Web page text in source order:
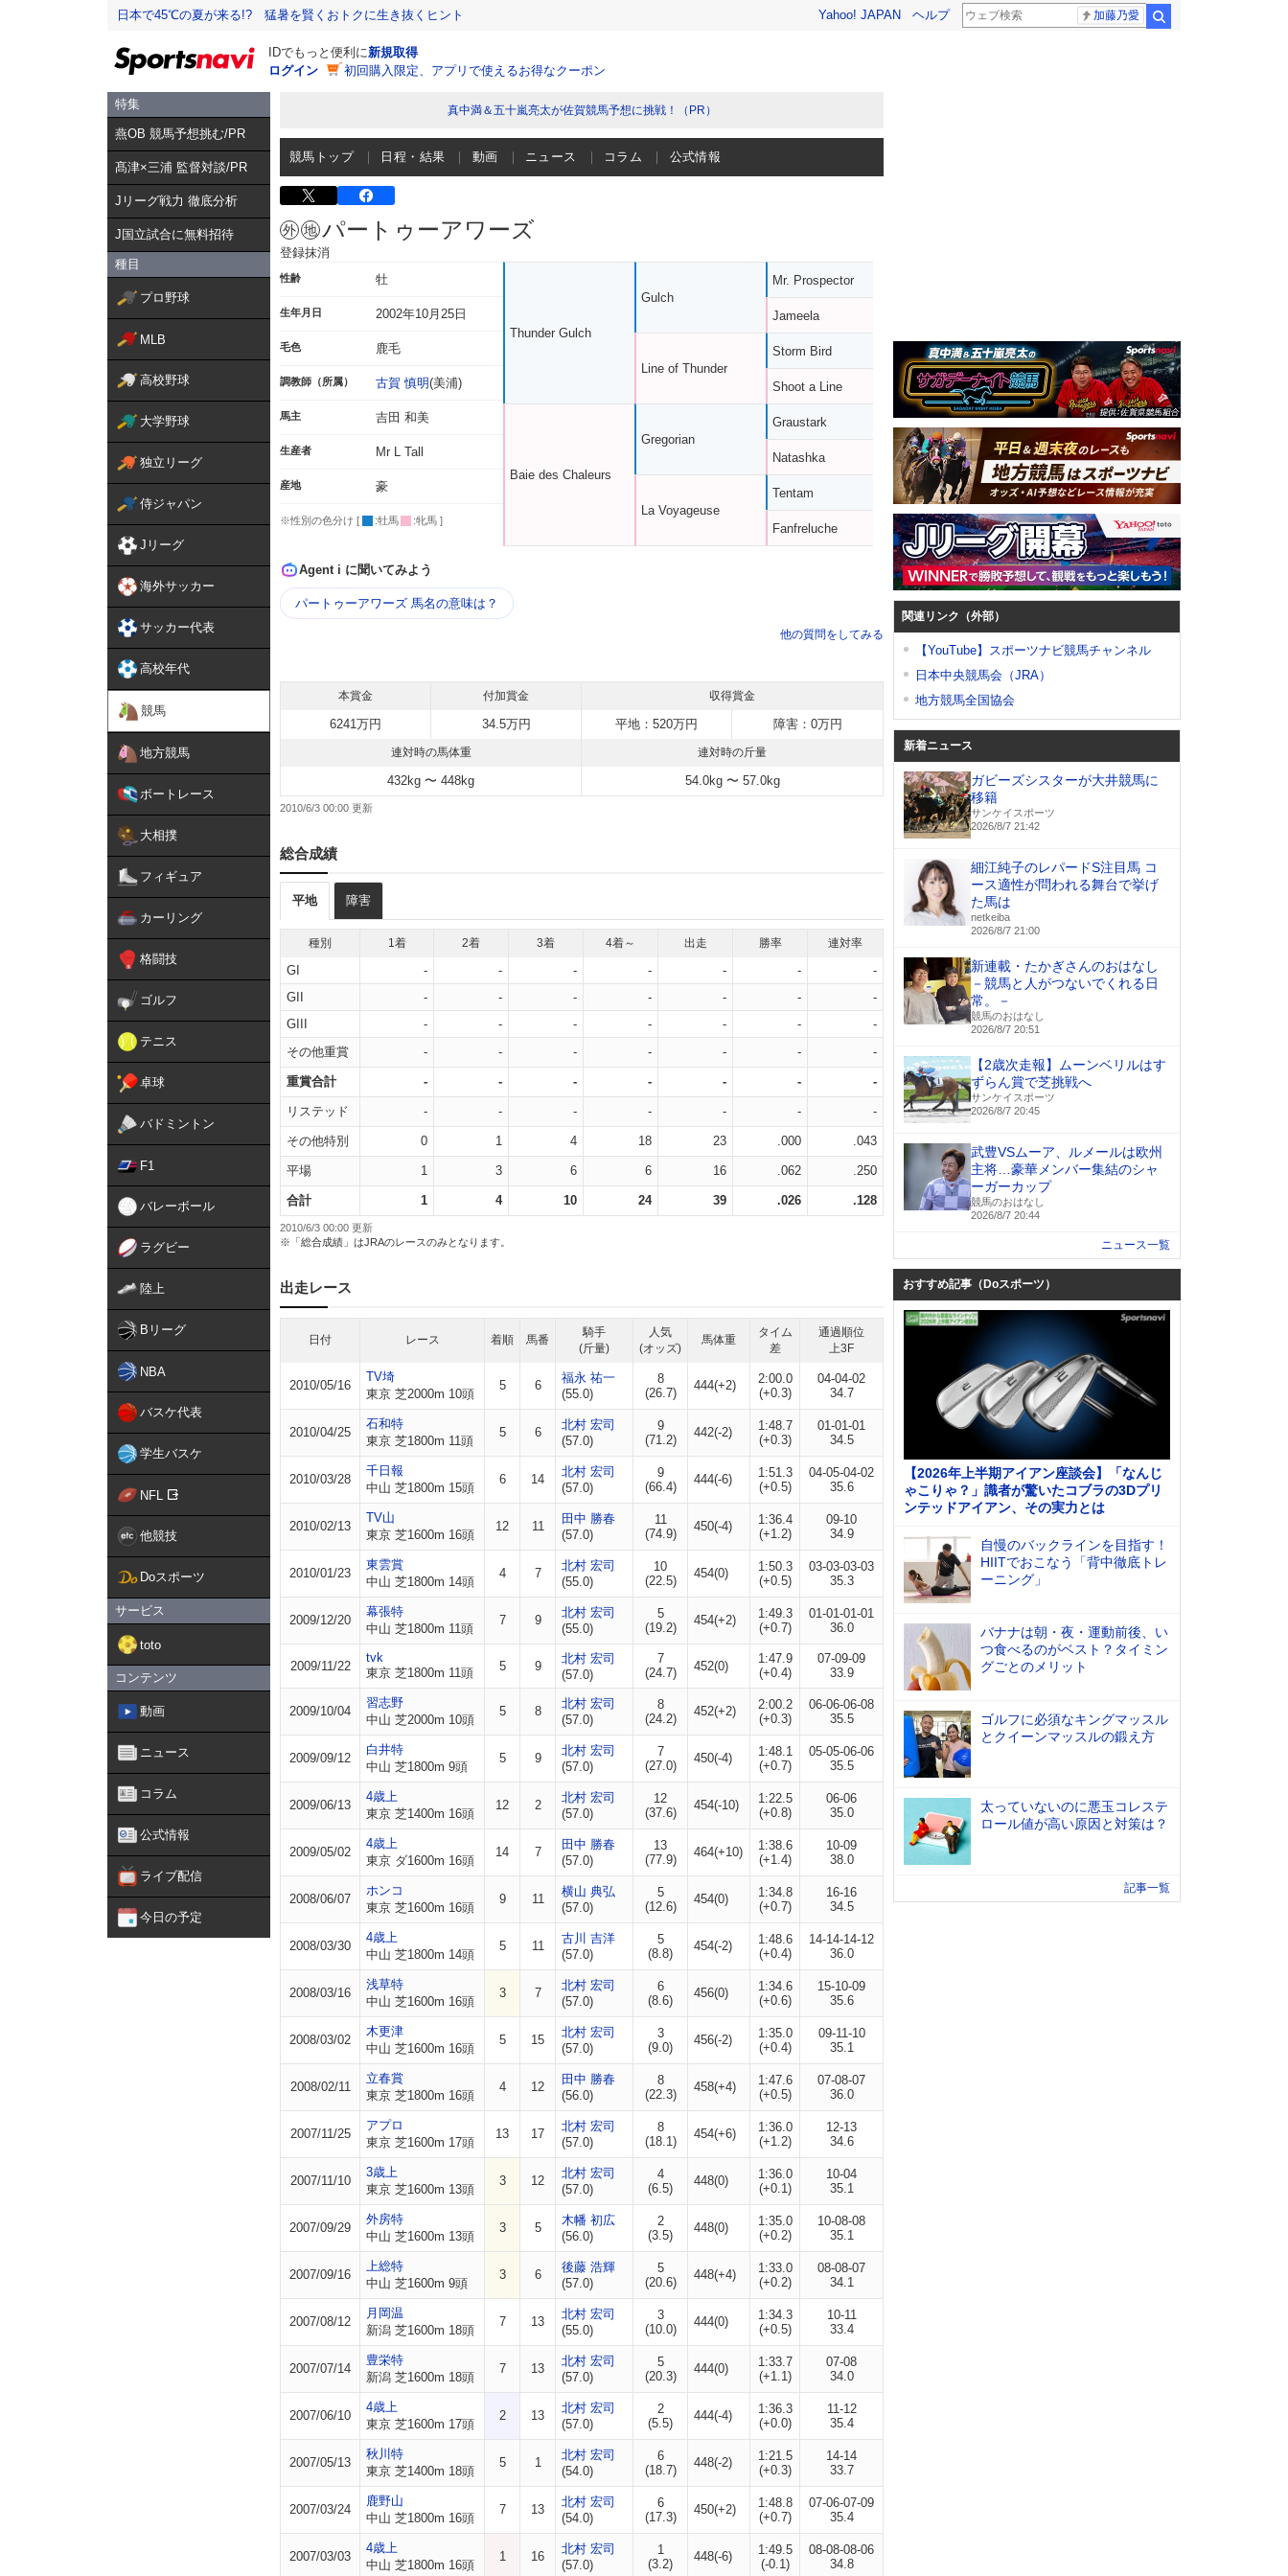
日本で45℃の夏が来る!? 猛暑を賢くおトクに生き抜くヒント Yahoo! JAPAN ヘルプ 加藤乃愛
IDでもっと便利に新規取得
ログイン
初回購入限定、アプリで使えるお得なクーポン
特集
燕OB 競馬予想挑む/PR
髙津×三浦 監督対談/PR
Jリーグ戦力 徹底分析
J国立試合に無料招待
種目
プロ野球
MLB
高校野球
大学野球
独立リーグ
侍ジャパン
Jリーグ
海外サッカー
サッカー代表
高校年代
競馬
地方競馬
ボートレース
大相撲
フィギュア
カーリング
格闘技
ゴルフ
テニス
卓球
バドミントン
F1
バレーボール
ラグビー
陸上
Bリーグ
NBA
バスケ代表
学生バスケ
NFL
他競技
Doスポーツ
サービス
toto
コンテンツ
動画
ニュース
コラム
公式情報
ライブ配信
今日の予定
真中満＆五十嵐亮太が佐賀競馬予想に挑戦！（PR）
競馬トップ 日程・結果 動画 ニュース コラム 公式情報
パートゥーアワーズ
登録抹消
性齢 牡
生年月日 2002年10月25日
毛色 鹿毛
調教師（所属） 古賀 慎明(美浦)
馬主 吉田 和美
生産者 Mr L Tall
産地 豪
※性別の色分け [ :牡馬 :牝馬 ]
Thunder Gulch
Baie des Chaleurs
Gulch
Line of Thunder
Gregorian
La Voyageuse
Mr. Prospector
Jameela
Storm Bird
Shoot a Line
Graustark
Natashka
Tentam
Fanfreluche
Agent i に聞いてみよう
パートゥーアワーズ 馬名の意味は？
他の質問をしてみる
本賞金 付加賞金 収得賞金
6241万円 34.5万円 平地：520万円 障害：0万円
連対時の馬体重 連対時の斤量
432kg 〜 448kg 54.0kg 〜 57.0kg
2010/6/3 00:00
総合成績
平地 障害
種別 1着 2着 3着 4着～ 出走 勝率 連対率
GI - - - - - -
-
GII
- - - - - -
-
GIII
- - - - - -
-
その他重賞
- - - - - - -
重賞合計 - - - - - - -
リステッド - - - - - - -
その他特別 0 1 4 18 23 .000 .043
平場 1 3 6 6 16 .062 .250
合計 1 4 10 24 39 .026 .128
2010/6/3 00:00 更新
※「総合成績」はJRAのレースのみとなります。
出走レース
日付 レース 着順 馬番
騎手
(斤量)
人気
(オッズ)
馬体重
タイム
差
通過順位
上3F
2010/05/16
TV埼
東京 芝2000m 10頭
5 6
福永 祐一
(55.0)
8
(26.7)
444(+2)
2:00.0
(+0.3)
04-04-02
34.7
2010/04/25
石和特
東京 芝1800m 11頭
5 6
北村 宏司
(57.0)
9
(71.2)
442(-2)
1:48.7
(+0.3)
01-01-01
34.5
2010/03/28
千日報
中山 芝1800m 15頭
6 14
北村 宏司
(57.0)
9
(66.4)
444(-6)
1:51.3
(+0.5)
04-05-04-02
35.6
2010/02/13
TV山
東京 芝1600m 16頭
12 11
田中 勝春
(57.0)
11
(74.9)
450(-4)
1:36.4
(+1.2)
09-10
34.9
2010/01/23
東雲賞
中山 芝1800m 14頭
4 7
北村 宏司
(55.0)
10
(22.5)
454(0)
1:50.3
(+0.5)
03-03-03-03
35.3
2009/12/20
幕張特
中山 芝1800m 11頭
7 9
北村 宏司
(55.0)
5
(19.2)
454(+2)
1:49.3
(+0.7)
01-01-01-01
36.0
2009/11/22
tvk
東京 芝1800m 11頭
5 9
北村 宏司
(57.0)
7
(24.7)
452(0)
1:47.9
(+0.4)
07-09-09
33.9
2009/10/04
習志野
中山 芝2000m 10頭
5 8
北村 宏司
(57.0)
8
(24.2)
452(+2)
2:00.2
(+0.3)
06-06-06-08
35.5
2009/09/12
白井特
中山 芝1800m 9頭
5 9
北村 宏司
(57.0)
7
(27.0)
450(-4)
1:48.1
(+0.7)
05-05-06-06
35.5
2009/06/13
4歳上
東京 芝1400m 16頭
12 2
北村 宏司
(57.0)
12
(37.6)
454(-10)
1:22.5
(+0.8)
06-06
35.0
2009/05/02
4歳上
東京 ダ1600m 16頭
14 7
田中 勝春
(57.0)
13
(77.9)
464(+10)
1:38.6
(+1.4)
10-09
38.0
2008/06/07
ホンコ
東京 芝1600m 16頭
9 11
横山 典弘
(57.0)
5
(12.6)
454(0)
1:34.8
(+0.7)
16-16
34.5
2008/03/30
4歳上
中山 芝1800m 14頭
5 11
古川 吉洋
(57.0)
5
(8.8)
454(-2)
1:48.6
(+0.4)
14-14-14-12
36.0
2008/03/16
浅草特
中山 芝1600m 16頭
3 7
北村 宏司
(57.0)
6
(8.6)
456(0)
1:34.6
(+0.6)
15-10-09
35.6
2008/03/02
木更津
中山 芝1600m 16頭
5 15
北村 宏司
(57.0)
3
(9.0)
456(-2)
1:35.0
(+0.4)
09-11-10
35.1
2008/02/11
立春賞
東京 芝1800m 16頭
4 12
田中 勝春
(56.0)
8
(22.3)
458(+4)
1:47.6
(+0.5)
07-08-07
36.0
2007/11/25
アプロ
東京 芝1600m 17頭
13 17
北村 宏司
(57.0)
8
(18.1)
454(+6)
1:36.0
(+1.2)
12-13
34.6
2007/11/10
3歳上
東京 芝1600m 13頭
3 12
北村 宏司
(57.0)
4
(6.5)
448(0)
1:36.0
(+0.1)
10-04
35.1
2007/09/29
外房特
中山 芝1600m 13頭
3 5
木幡 初広
(56.0)
2
(3.5)
448(0)
1:35.0
(+0.2)
10-08-08
35.1
2007/09/16
上総特
中山 芝1600m 9頭
3 6
後藤 浩輝
(57.0)
5
(20.6)
448(+4)
1:33.0
(+0.2)
08-08-07
34.1
2007/08/12
月岡温
新潟 芝1600m 18頭
7 13
北村 宏司
(55.0)
3
(10.0)
444(0)
1:34.3
(+0.5)
10-11
33.4
2007/07/14
豊栄特
新潟 芝1600m 18頭
7 13
北村 宏司
(57.0)
5
(20.3)
444(0)
1:33.7
(+1.1)
07-08
34.0
2007/06/10
4歳上
東京 芝1600m 17頭
2 13
北村 宏司
(57.0)
2
(5.5)
444(-4)
1:36.3
(+0.0)
11-12
35.4
2007/05/13
秋川特
東京 芝1400m 18頭
5 1
北村 宏司
(54.0)
6
(18.7)
448(-2)
1:21.5
(+0.3)
14-14
33.7
2007/03/24
鹿野山
中山 芝1800m 16頭
7 13
北村 宏司
(54.0)
6
(17.3)
450(+2)
1:48.8
(+0.7)
07-06-07-09
35.4
2007/03/03
4歳上
中山 芝1800m 16頭
1 16
北村 宏司
(57.0)
1
(3.2)
448(-6)
1:49.5
(-0.1)
08-08-08-06
34.8
関連リンク（外部）
【YouTube】スポーツナビ競馬チャンネル
日本中央競馬会（JRA）
地方競馬全国協会
新着ニュース
ガビーズシスターが大井競馬に
移籍
サンケイスポーツ
2026/8/7 21:42
細江純子のレパードS注目馬 コ
ース適性が問われる舞台で挙げ
た馬は
netkeiba
2026/8/7 21:00
新連載・たかぎさんのおはなし
－競馬と人がつないでくれる日
常。－
競馬のおはなし
2026/8/7 20:51
【2歳次走報】ムーンベリルはす
ずらん賞で芝挑戦へ
サンケイスポーツ
2026/8/7 20:45
武豊VSムーア、ルメールは欧州
主将…豪華メンバー集結のシャ
ーガーカップ
競馬のおはなし
2026/8/7 20:44
ニュース一覧
おすすめ記事（Doスポーツ）
【2026年上半期アイアン座談会】「なんじ
ゃこりゃ？」識者が驚いたコブラの3Dプリ
ンテッドアイアン、その実力とは
自慢のバックラインを目指す！
HIITでおこなう「背中徹底トレ
ーニング」
バナナは朝・夜・運動前後、い
つ食べるのがベスト？タイミン
グごとのメリット
ゴルフに必須なキングマッスル
とクイーンマッスルの鍛え方
太っていないのに悪玉コレステ
ロール値が高い原因と対策は？
記事一覧